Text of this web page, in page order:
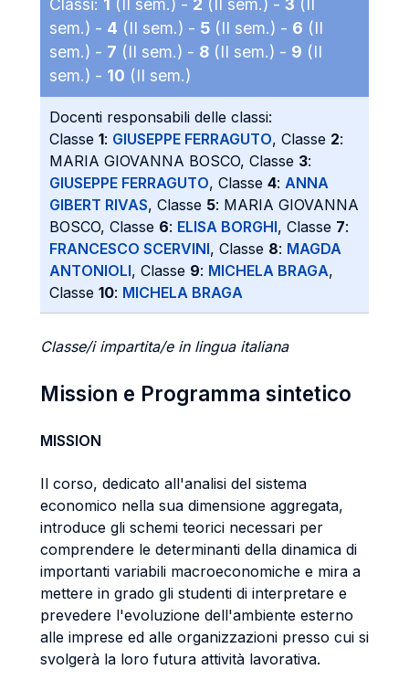
Classi: 1 (II sem.) - 2 (II sem.) - 3 (II
sem.) - 4 (II sem.) - 5 (II sem.) - 6 (II
sem.) - 7 (II sem.) - 8 (II sem.) - 9 (II
sem.) - 10 (II sem.)
Docenti responsabili delle classi:
Classe 1: GIUSEPPE FERRAGUTO, Classe 2:
MARIA GIOVANNA BOSCO, Classe 3:
GIUSEPPE FERRAGUTO, Classe 4: ANNA
GIBERT RIVAS, Classe 5: MARIA GIOVANNA
BOSCO, Classe 6: ELISA BORGHI, Classe 7:
FRANCESCO SCERVINI, Classe 8: MAGDA
ANTONIOLI, Classe 9: MICHELA BRAGA,
Classe 10: MICHELA BRAGA
Classe/i impartita/e in lingua italiana
Mission e Programma sintetico
MISSION
Il corso, dedicato all'analisi del sistema
economico nella sua dimensione aggregata,
introduce gli schemi teorici necessari per
comprendere le determinanti della dinamica di
importanti variabili macroeconomiche e mira a
mettere in grado gli studenti di interpretare e
prevedere l'evoluzione dell'ambiente esterno
alle imprese ed alle organizzazioni presso cui si
svolgerà la loro futura attività lavorativa.